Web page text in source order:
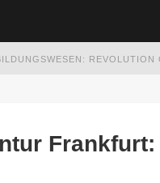
2026: WAS SICH